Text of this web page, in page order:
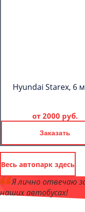
Hyundai Starex, 6
от 2000 руб.
Заказать
Весь автопарк здесь
Я лично отвечаю
наших автобусах!